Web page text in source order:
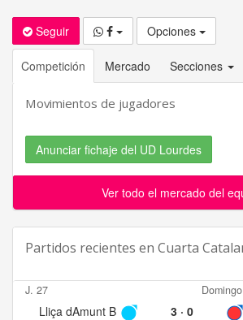
Seguir Opciones
Competición Mercado Secciones
Movimientos de jugadores
Anunciar fichaje del UD Lourdes
Ver todo el mercado del
Partidos recientes en Cuarta
J. 27
Lliça dAmunt B 3· 0